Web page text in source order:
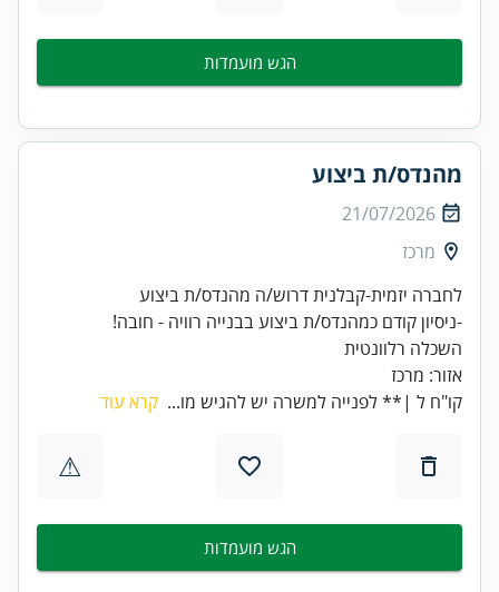
הגש מועמדות
מהנדס/ת ביצוע
21/07/2026
מרכז
אזור: מרכז
קו"ח ל |** לפנייה למשרה יש להגיש מו... קרא עוד
⚠
הגש מועמדות